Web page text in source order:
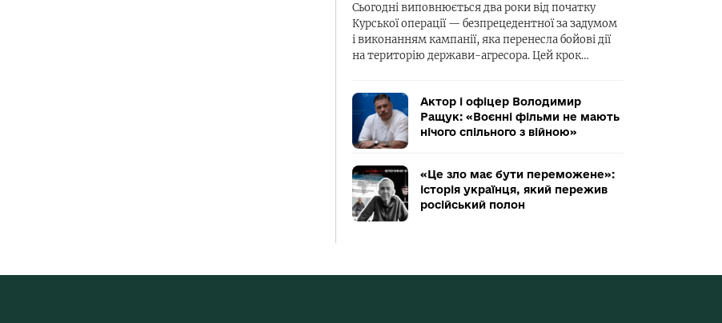
Сьогодні виповнюється два роки від початку
Курської операції — безпрецедентної за задумом
і виконанням кампанії, яка перенесла бойові дії
на територію держави-агресора. Цей крок…
Актор і офіцер Володимир
Ращук: «Воєнні фільми не мають
нічого спільного з війною»
«Це зло має бути переможене»:
історія українця, який пережив
російський полон